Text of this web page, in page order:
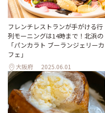
フレンチレストランが手がける行
列モーニングは14時まで！北浜の
「パンカラト ブーランジェリーカ
フェ」
大阪府 2025.06.01